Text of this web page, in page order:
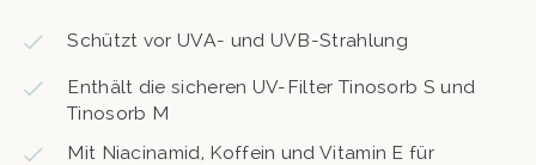
Schützt vor UVA- und UVB-Strahlung
Enthält die sicheren UV-Filter Tinosorb S und
Tinosorb M
Mit Niacinamid, Koffein und Vitamin E für